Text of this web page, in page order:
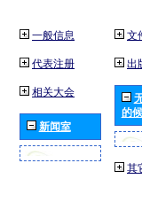
一般信息
代表注册
相关大会
新闻室
文
出
的
其